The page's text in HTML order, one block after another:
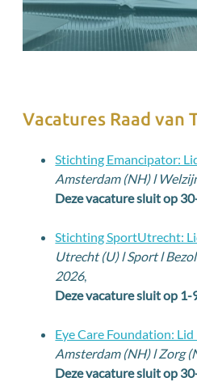
Vacatures Raad van
Stichting Emancipator:
Amsterdam (NH) l
Deze vacature sluit op
Stichting SportUtrecht:
Utrecht (U) l Sport l
2026,
Deze vacature sluit op
Eye Care Foundation: Lid
Amsterdam (NH) l Zorg
Deze vacature sluit op